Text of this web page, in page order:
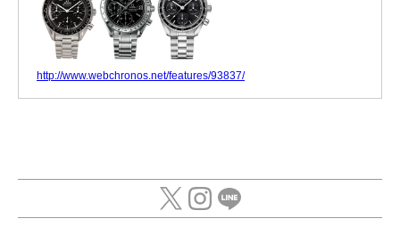
http://www.webchronos.net/features/93837/